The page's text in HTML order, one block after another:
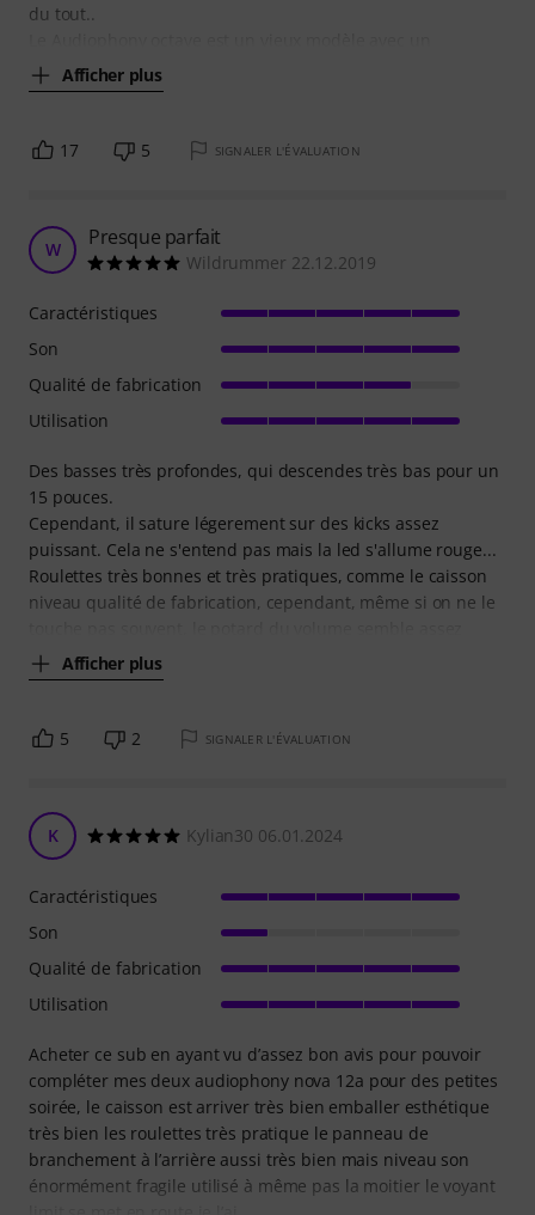
du tout..
Afficher plus
17 5 SIGNALER L'ÉVALUATION
W Presque parfait
Wildrummer 22.12.2019
Des basses très profondes, qui descendes très bas pour un
15 pouces.
Cependant, il sature légerement sur des kicks assez
puissant. Cela ne s'entend pas mais la led s'allume rouge...
Roulettes très bonnes et très pratiques, comme le caisson
niveau qualité de fabrication, cependant, même si on ne le
Afficher plus
Caractéristiques
Son
Qualité de fabrication
Utilisation
5 2 SIGNALER L'ÉVALUATION
K Kylian30 06.01.2024
Acheter ce sub en ayant vu d’assez bon avis pour pouvoir
compléter mes deux audiophony nova 12a pour des petites
soirée, le caisson est arriver très bien emballer esthétique
très bien les roulettes très pratique le panneau de
branchement à l’arrière aussi très bien mais niveau son
énormément fragile utilisé à même pas la moitier le voyant
Caractéristiques
Son
Qualité de fabrication
Utilisation